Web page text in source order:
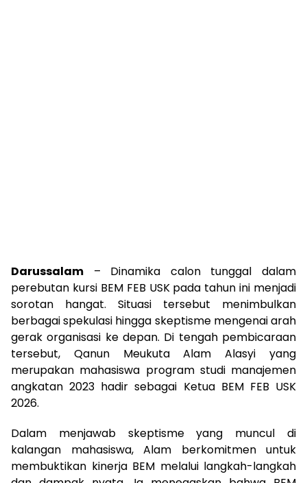
Darussalam – Dinamika calon tunggal dalam
perebutan kursi BEM FEB USK pada tahun ini menjadi
sorotan hangat. Situasi tersebut menimbulkan
berbagai spekulasi hingga skeptisme mengenai arah
gerak organisasi ke depan. Di tengah pembicaraan
tersebut, Qanun Meukuta Alam Alasyi yang
merupakan mahasiswa program studi manajemen
angkatan 2023 hadir sebagai Ketua BEM FEB USK
2026.
Dalam menjawab skeptisme yang muncul di
kalangan mahasiswa, Alam berkomitmen untuk
membuktikan kinerja BEM melalui langkah-langkah